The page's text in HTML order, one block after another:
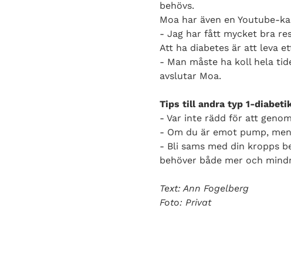
behövs.
Moa har även en Youtube-
- Jag har fått mycket bra
Att ha diabetes är att leva
- Man måste ha koll hela
avslutar Moa.
Tips till andra typ 1-
- Var inte rädd för att
- Om du är emot pump,
- Bli sams med din kropps
behöver både mer och
Text: Ann Fogelberg
Foto: Privat